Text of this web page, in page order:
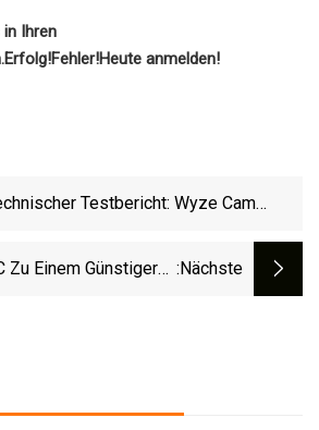
in Ihren
Erfolg!Fehler!Heute anmelden!
Testbericht: Wyze Cam
Zu Einem Günstigeren :nächste